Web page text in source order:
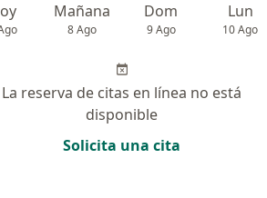
Mañana
8 Ago
Dom
9 Ago
Lun
10 Ago
La reserva de citas en línea no está
disponible
Solicita una cita